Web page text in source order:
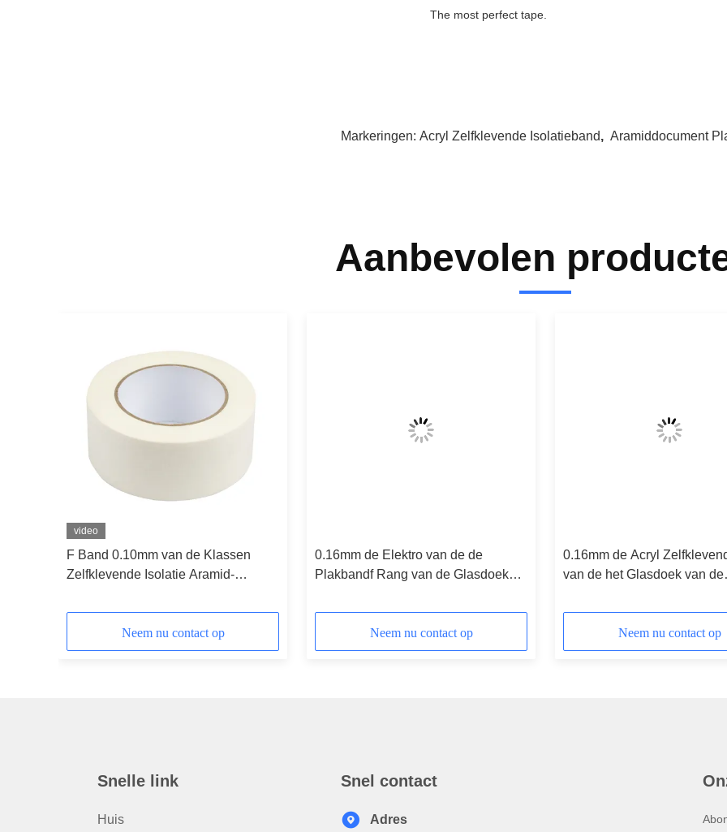
The most perfect tape.
Markeringen: Acryl Zelfklevende Isolatieband, Aramiddocument
Aanbevolen
video
F Band 0.10mm van de Klassen
Zelfklevende Isolatie Aramid-
Neem nu contact op
0.16mm de Elektro van de de
Plakbandf Rang van de Glasdoek
Neem nu contact op
0.16mm de Acryl
van de het Glasdoek van de
met het Vrijgeven van
Neem nu contact op
Snelle link
Huis
Snel contact
Adres